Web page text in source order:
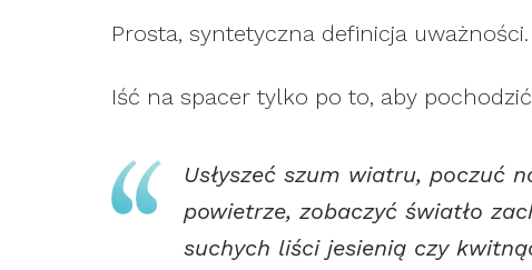
Prosta, syntetyczna definicja uważności.
Iść na spacer tylko po to, aby
Usłyszeć szum wiatru, poczuć
powietrze, zobaczyć światło
suchych liści jesienią czy